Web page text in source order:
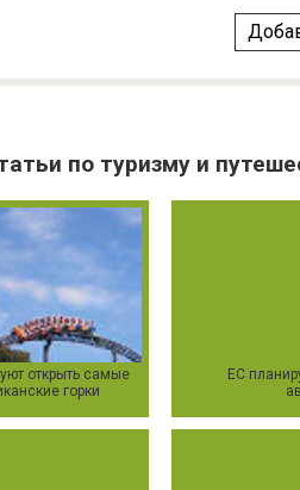
по туризму и
открыть самые
горки
ЕС